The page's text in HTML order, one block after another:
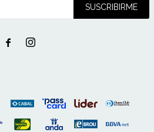
SUSCRIBIRME
 